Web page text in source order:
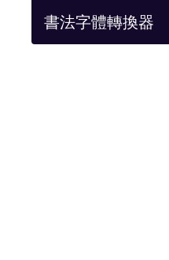
書法字體轉換器